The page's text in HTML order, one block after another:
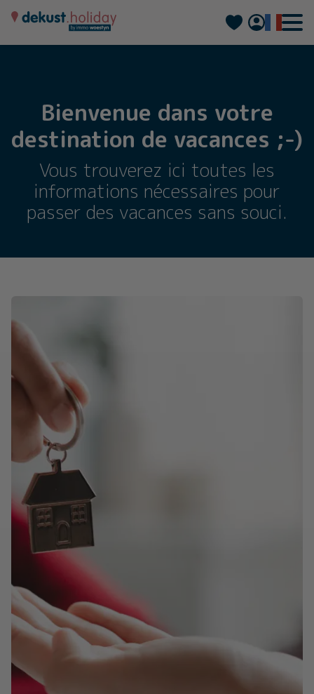
Deutsch
Bienvenue dans votre
destination de vacances ;-)
Vous trouverez ici toutes les
informations nécessaires pour
passer des vacances sans souci.